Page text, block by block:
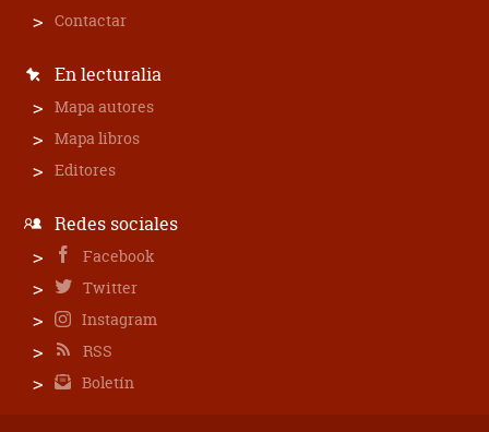
Contactar
En lecturalia
Mapa autores
Mapa libros
Editores
Redes sociales
Facebook
Twitter
Instagram
RSS
Boletín